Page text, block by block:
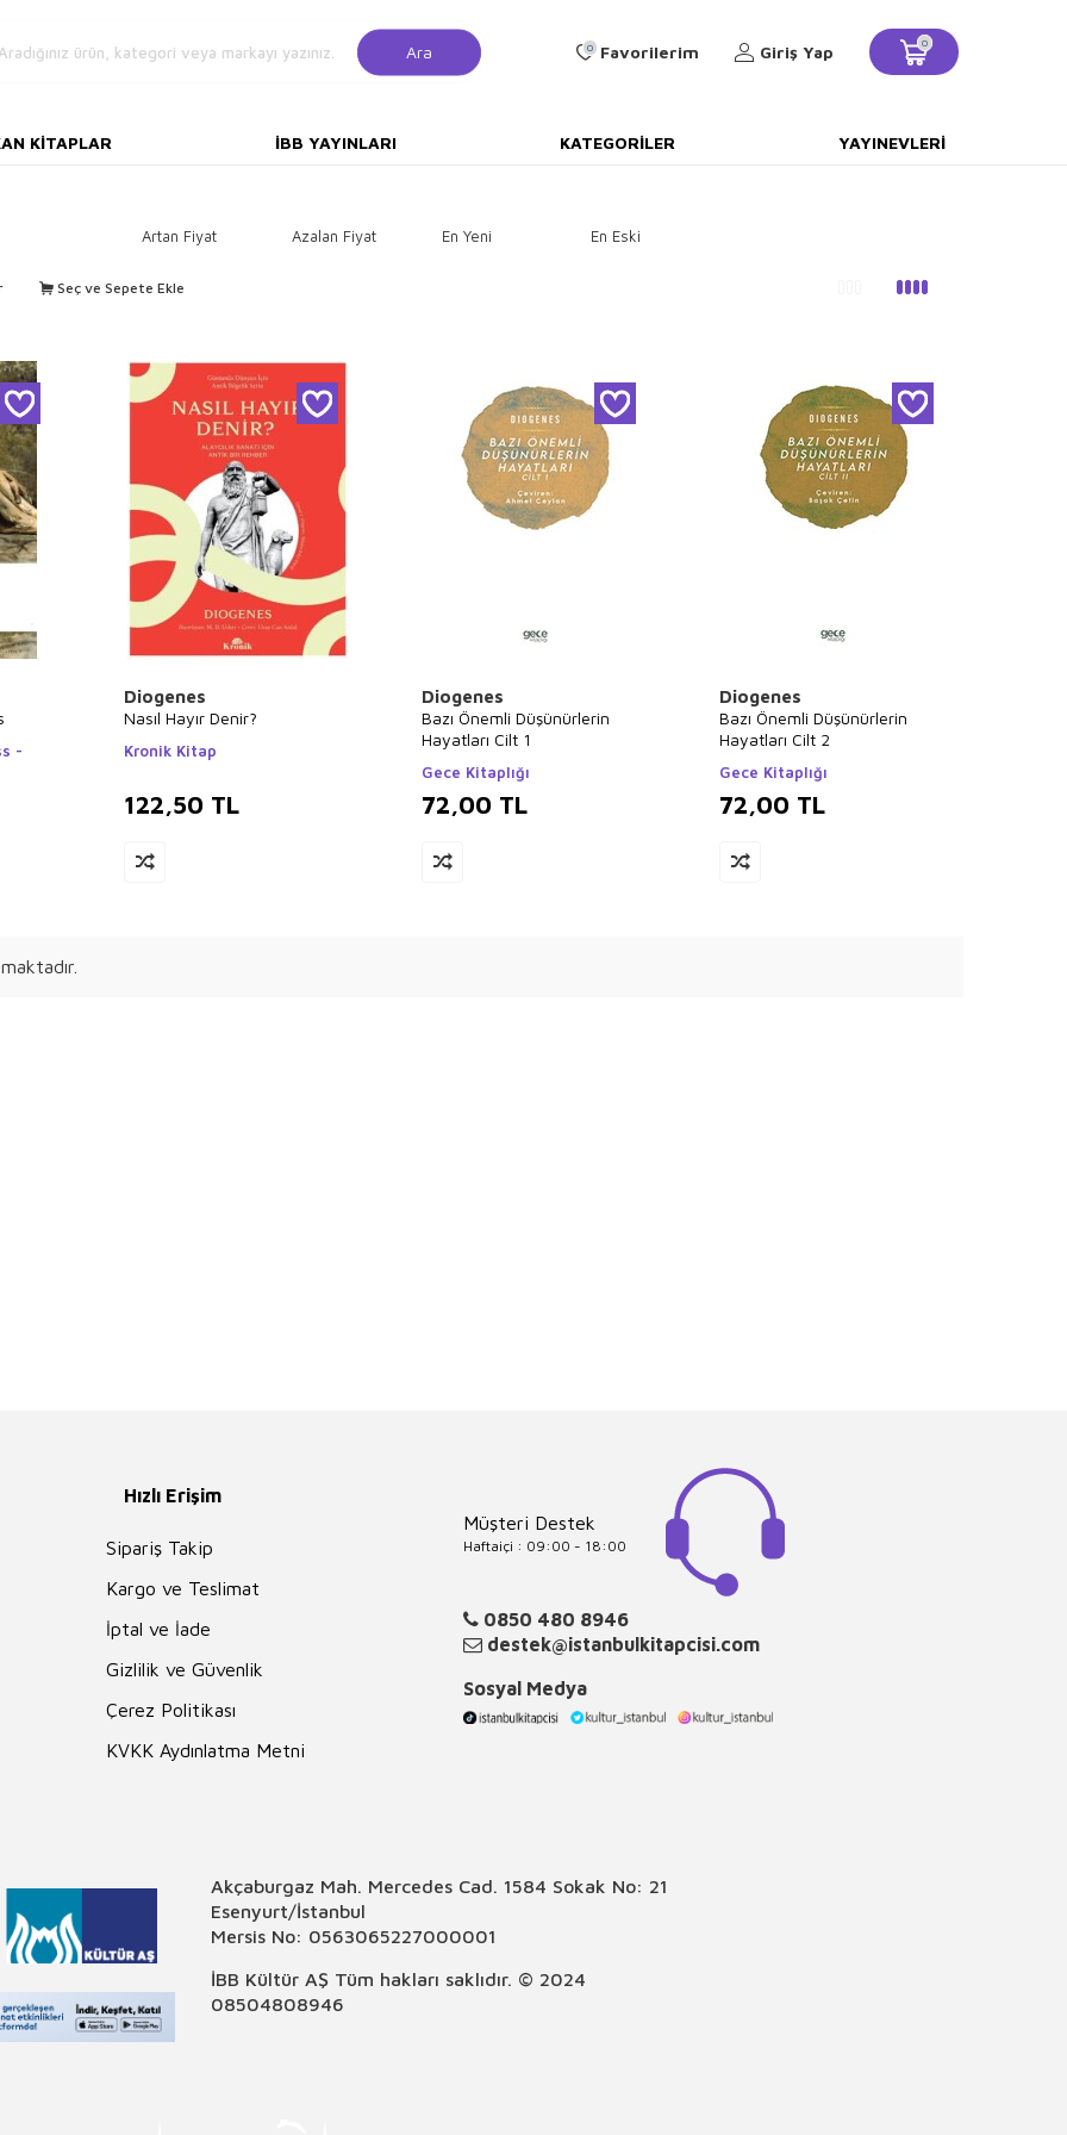
Ara 0 Favorilerim Giriş Yap 0
KITAPLAR İBB YAYINLARI KATEGORILER YAYINEVLERI
Artan Fiyat Azalan Fiyat En Yeni En Eski
Seç ve Sepete Ekle
-
Diogenes
Nasıl Hayır Denir?
Kronik Kitap
122,50 TL
Diogenes
Bazı Önemli Düşünürlerin
Hayatları Cilt 1
Gece Kitaplığı
72,00 TL
Diogenes
Bazı Önemli Düşünürlerin
Hayatları Cilt 2
Gece Kitaplığı
72,00 TL
Hızlı Erişim
Sipariş Takip
Kargo ve Teslimat
İptal ve İade
Gizlilik ve Güvenlik
Çerez Politikası
KVKK Aydınlatma Metni
Müşteri Destek
Haftaiçi : 09:00 - 18:00
0850 480 8946
destek@istanbulkitapcisi.com
Sosyal Medya
Akçaburgaz Mah. Mercedes Cad. 1584 Sokak No: 21
Esenyurt/İstanbul
Mersis No: 0563065227000001
İBB Kültür AŞ Tüm hakları saklıdır. © 2024
08504808946